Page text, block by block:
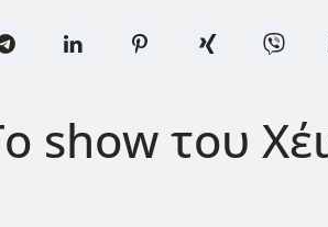
show του